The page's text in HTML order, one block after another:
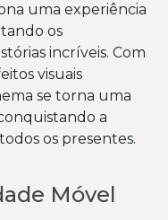
uma experiência
os
incríveis. Com
visuais
se torna uma
a
os presentes.
Móvel